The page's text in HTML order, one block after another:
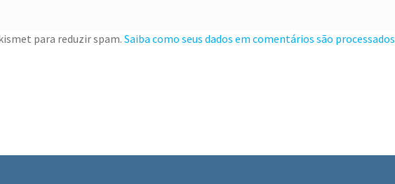
para reduzir spam.Saiba como seus dados em comentários são processados